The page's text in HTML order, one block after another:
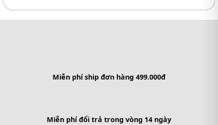
Miễn phí ship đơn hàng 499.000đ
Miễn phí đổi trả trong vòng 14 ngày